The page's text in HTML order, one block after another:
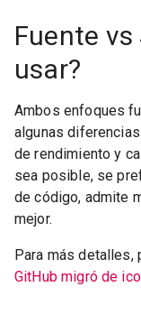
Fuente vs
usar?
Ambos enfoques
algunas
de rendimiento y
sea posible, se
de código, admite
mejor.
Para más detalles,
GitHub migró de